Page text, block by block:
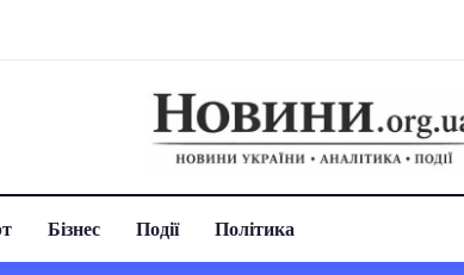
Бізнес Події Політика